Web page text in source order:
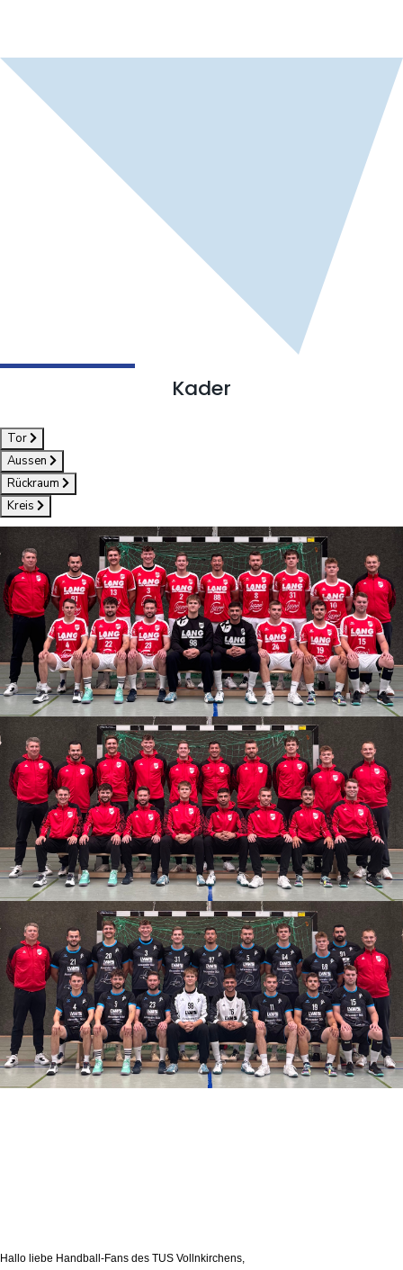
Kader
Tor
Aussen
Rückraum
Kreis
Hallo liebe Handball-Fans des TUS Vollnkirchens,